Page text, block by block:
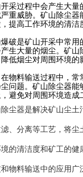
采过程中会产生大量
重威胁。矿山除尘器
提高工作环境的清洁
破是矿山开采中常用
生大量的烟尘。矿山
低烟尘对周围环境的
物料输送过程中，常
问题。矿山除尘器能
避免对周围环境造成
尘器是解决矿山尘土
、分离等工艺，将尘
的清洁度和矿工的健
物料输送中的应用广